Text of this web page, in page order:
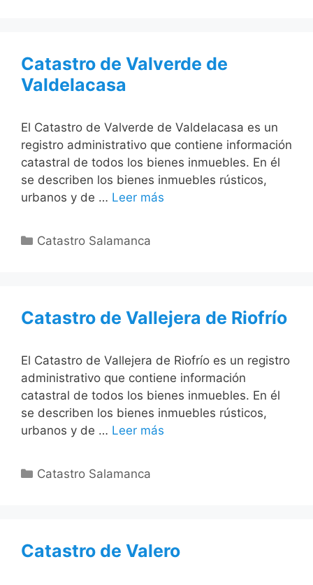
Catastro de Valverde de
Valdelacasa
El Catastro de Valverde de Valdelacasa es un
registro administrativo que contiene información
catastral de todos los bienes inmuebles. En él
se describen los bienes inmuebles rústicos,
urbanos y de … Leer más
Categorías
Catastro Salamanca
Catastro de Vallejera de Riofrío
El Catastro de Vallejera de Riofrío es un registro
administrativo que contiene información
catastral de todos los bienes inmuebles. En él
se describen los bienes inmuebles rústicos,
urbanos y de … Leer más
Categorías
Catastro Salamanca
Catastro de Valero